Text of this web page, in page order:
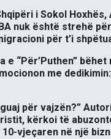
i Sokol Hoxhës,
nuk është strehë
për t’i
e “Për’Puthen” bëhet
me
për vajzën?”
kërkoi të
vjeçaren në një